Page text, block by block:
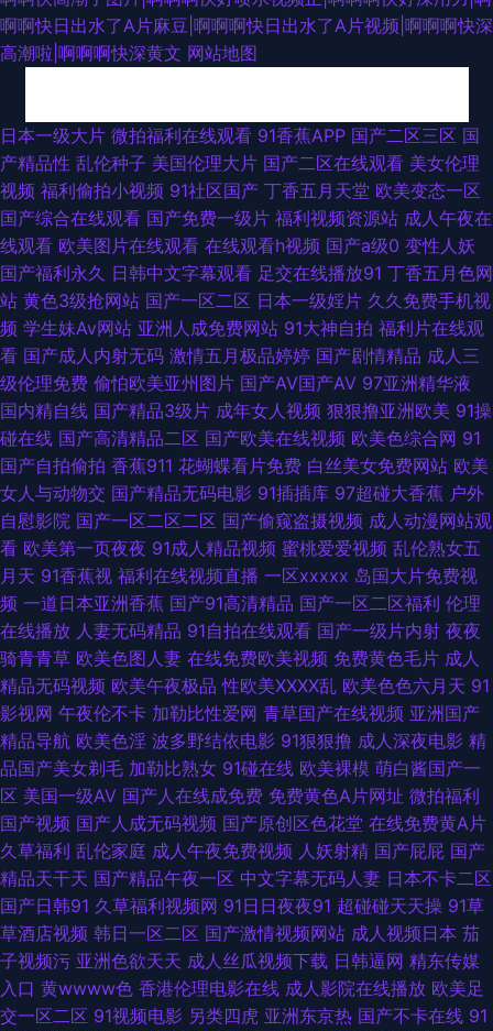
啊啊快日出水了A片麻豆|啊啊啊快日出水了A片视频|啊啊啊快深
高潮啦|啊啊啊快深黄文 网站地图
韩国美女主播青草 人妻H片 熟女色福利导航 麻豆mv网站入口 操逼97 无码转
区 久草视频国产精品 草莓视频18 亚洲黄色电影网站 欧亚性爱熟妇 国产综合
五五 91熟女丝袜资源 性爱AV午夜 欧美性天天操 豆花成人精品网 91精品大
香蕉 日韩AA电影院 91n处女在线 豆花官网入口 www在线日本 91内射社频
草逼的视频 午夜剧场www 午夜婷婷激情 亚洲系列午夜福利 日本Aⅴ网站 久
草资源福利 福利舍操逼 91爱爱网站 青娱乐AV网站 国产推油在线 91色免费
看 日韩av网址大全 美女91视频网站 豆花影院色 狼友激情网 草草福利电影
影音先锋精东影业 欧亚另类综合 福利所导航 91社精品无码 日本无码三级 欧
美女色色com 东京热网页版 91社中文字幕 人人肏屄人人 国产宾馆自拍
69AV影院 欧美淫乱一二三区 精品国产伦区全集 ay日韩映画在线 91社78四
虎 WWW婷婷c0m 91蜜桃播 午夜av无码 蜜臀福利网 大香蕉伊人超碰 51视
频你懂得 日韩黄色网址 韩日有码 97日韩 91日在线 探花精选AV 久草网址 成
人日韩国产 91操操 欧美综合123 国产视频在线看 91性生活视频 婷婷六月天
电影 老湿影院福利在现 成人免费频道 伊人青青大香蕉 日本妈妈毛茸 精品熟
女一区二区 超碰91免费在线 亚洲网站黄 人人操热超碰 黄色连接 肏逼网址 香
蕉影院导航 青草社区99 国产探花91 91超碰操逼18 欧美呦呦性爱网 国产精
品在线网址 97色网 微拍1024 殴美日韩成人扬院 国产色A av午夜日韩 午夜
日本一级大片 微拍福利在线观看 91香蕉APP 国产二区三区 国
产精品性 乱伦种子 美国伦理大片 国产二区在线观看 美女伦理
视频 福利偷拍小视频 91社区国产 丁香五月天堂 欧美变态一区
国产综合在线观看 国产免费一级片 福利视频资源站 成人午夜在
线观看 欧美图片在线观看 在线观看h视频 国产a级0 变性人妖
国产福利永久 日韩中文字幕观看 足交在线播放91 丁香五月色网
站 黄色3级抢网站 国产一区二区 日本一级婬片 久久免费手机视
频 学生妹Av网站 亚洲人成免费网站 91大神自拍 福利片在线观
看 国产成人内射无码 激情五月极品婷婷 国产剧情精品 成人三
级伦理免费 偷怕欧美亚州图片 国产AV国产AV 97亚洲精华液
国内精自线 国产精品3级片 成年女人视频 狠狠撸亚洲欧美 91操
碰在线 国产高清精品二区 国产欧美在线视频 欧美色综合网 91
国产自拍偷拍 香蕉911 花蝴蝶看片免费 白丝美女免费网站 欧美
女人与动物交 国产精品无码电影 91插插库 97超碰大香蕉 户外
自慰影院 国产一区二区二区 国产偷窥盗摄视频 成人动漫网站观
看 欧美第一页夜夜 91成人精品视频 蜜桃爱爱视频 乱伦熟女五
月天 91香蕉视 福利在线视频直播 一区xxxxx 岛国大片免费视
频 一道日本亚洲香蕉 国产91高清精品 国产一区二区福利 伦理
在线播放 人妻无码精品 91自拍在线观看 国产一级片内射 夜夜
骑青青草 欧美色图人妻 在线免费欧美视频 免费黄色毛片 成人
精品无码视频 欧美午夜极品 性欧美ⅩⅩⅩⅩ乱 欧美色色六月天 91
影视网 午夜伦不卡 加勒比性爱网 青草国产在线视频 亚洲国产
精品导航 欧美色淫 波多野结依电影 91狠狠撸 成人深夜电影 精
品国产美女剃毛 加勒比熟女 91碰在线 欧美裸模 萌白酱国产一
区 美国一级AV 国产人在线成免费 免费黄色A片网址 微拍福利
国产视频 国产人成无码视频 国产原创区色花堂 在线免费黄A片
久草福利 乱伦家庭 成人午夜免费视频 人妖射精 国产屁屁 国产
精品天干天 国产精品午夜一区 中文字幕无码人妻 日本不卡二区
国产日韩91 久草福利视频网 91日日夜夜91 超碰碰天天操 91草
草酒店视频 韩日一区二区 国产激情视频网站 成人视频日本 茄
子视频污 亚洲色欲天天 成人丝瓜视频下载 日韩逼网 精东传媒
入口 黄wwww色 香港伦理电影在线 成人影院在线播放 欧美足
交一区二区 91视频电影 另类四虎 亚洲东京热 国产不卡在线 91